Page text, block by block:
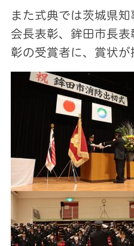
また式典では茨城県
会長表彰、鉾田市長
彰の受賞者に、賞状が